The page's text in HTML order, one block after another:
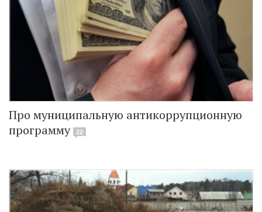
Про муниципальную антикоррупционную
программу
22